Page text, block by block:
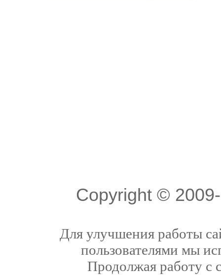
Copyright ©
Для улучшения работы
пользователями мы
Продолжая работу с